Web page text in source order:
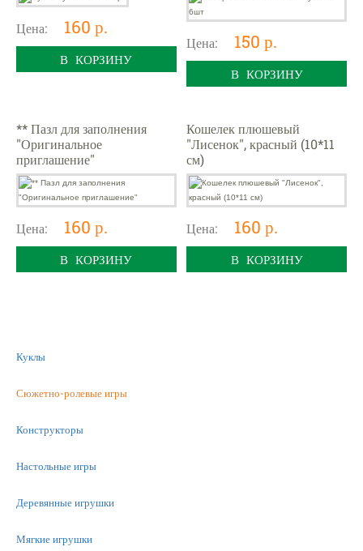
Цена: 160 р.
В КОРЗИНУ
Цена: 150 р.
В КОРЗИНУ
** Пазл для заполнения
"Оригинальное
приглашение"
Цена: 160 р.
В КОРЗИНУ
Кошелек плюшевый
"Лисенок", красный (10*11
см)
Цена: 160 р.
В КОРЗИНУ
Куклы
Сюжетно-ролевые игры
Конструкторы
Настольные игры
Деревянные игрушки
Мягкие игрушки